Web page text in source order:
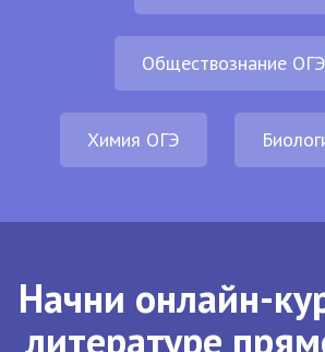
Обществознание ОГЭ
Химия ОГЭ
Начни онлайн-
литературе